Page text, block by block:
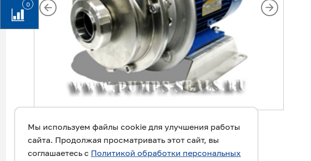
Мы используем файлы cookie для улучшения работы
сайта. Продолжая просматривать этот сайт, вы
соглашаетесь с Политикой обработки персональных
0